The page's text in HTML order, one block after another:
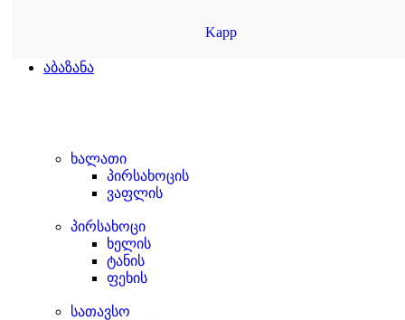
Kapp
აბაზანა
ხალათი
პირსახოცის
ვაფლის
პირსახოცი
ხელის
ტანის
ფეხის
სათავსო